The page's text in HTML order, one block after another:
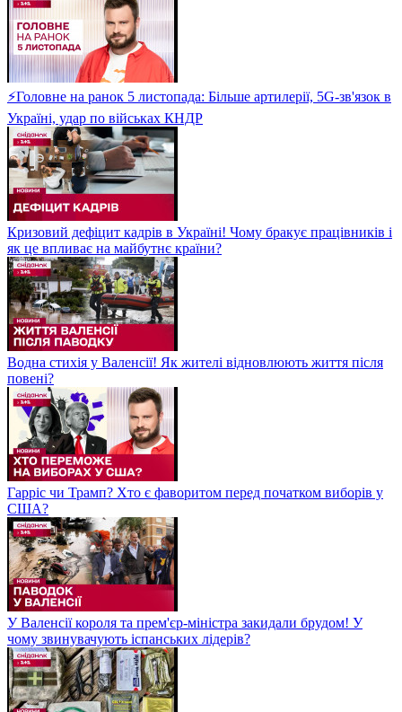
⚡Головне на ранок 5 листопада: Більше артилерії, 5G-зв'язок в
Україні, удар по військах КНДР
Кризовий дефіцит кадрів в Україні! Чому бракує працівників і
як це впливає на майбутнє країни?
Водна стихія у Валенсії! Як жителі відновлюють життя після
повені?
Гарріс чи Трамп? Хто є фаворитом перед початком виборів у
США?
У Валенсії короля та прем'єр-міністра закидали брудом! У
чому звинувачують іспанських лідерів?